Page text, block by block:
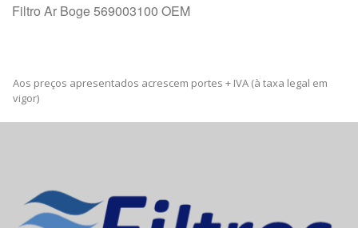
Filtro Ar Boge 569003100 OEM
Aos preços apresentados acrescem portes + IVA (à taxa legal em
vigor)